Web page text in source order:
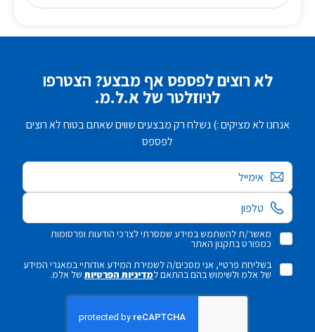
לא רוצים לפספס אף מבצע? הצטרפו
לניוזלטר של א.ל.מ.
אנחנו לא מציקים :) נשלח רק מבצעים שווים שאתם בטוח לא רוצים
לפספס
אימייל
מאשר/ת להשתמש במידע שמסרתי לצרכי הודעות ופרסומות
כמפורט בתקנון האתר
בשליחת פרטיי, אני מסכים/ה לשמירת המידע אודותיי במאגרי המידע
של אלמ ולשימוש בהם בהתאם למדיניות הפרטיותשל אלמ.